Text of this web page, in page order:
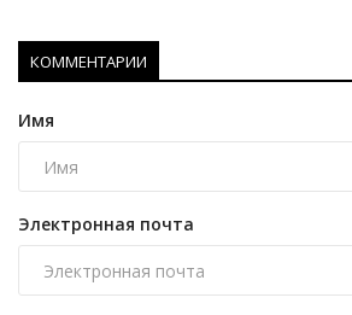
КОММЕНТАРИИ
Имя
Электронная почта